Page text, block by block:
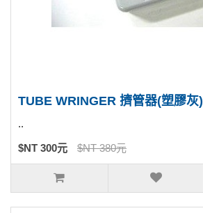
TUBE WRINGER 擠管器(塑膠灰)
..
$NT 300元 $NT 380元